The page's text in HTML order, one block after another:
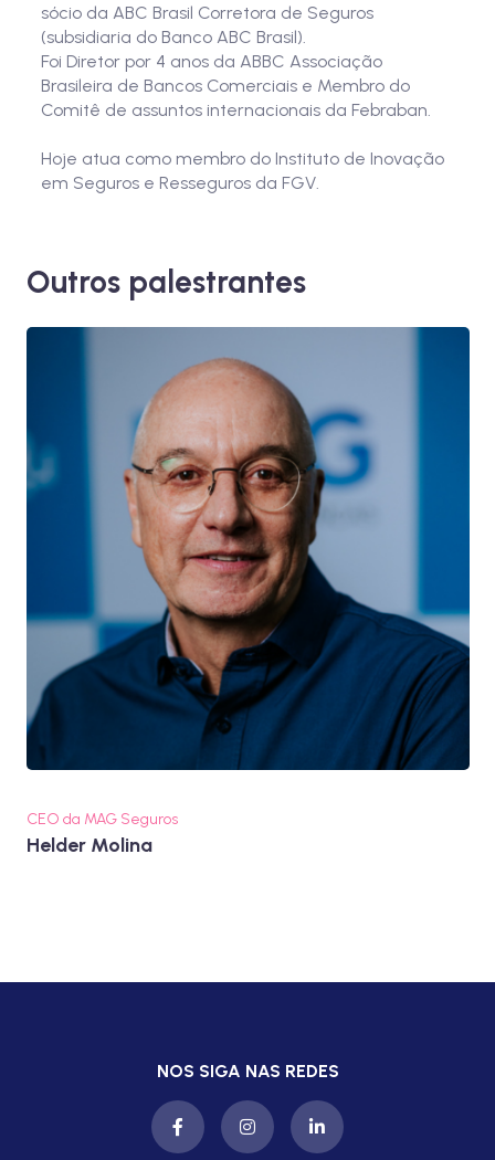
sócio da ABC Brasil Corretora de Seguros
(subsidiaria do Banco ABC Brasil).
Foi Diretor por 4 anos da ABBC Associação
Brasileira de Bancos Comerciais e Membro do
Comitê de assuntos internacionais da Febraban.
Hoje atua como membro do Instituto de Inovação
em Seguros e Resseguros da FGV.
Outros palestrantes
CEO da MAG Seguros
Helder Molina
NOS SIGA NAS REDES